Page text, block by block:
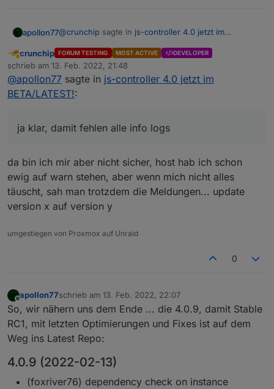
apollon77@crunchip sagte in js-controller 4.0 jetzt im
hängt aber nicht damit zusammen, das die
Logstufe vom Host auf warn steht?
hehe ... ja klar, damit fehlen alle info logs ... damit
fehlen einige Infos zum Debuggen
Abwesend
crunchip FORUM TESTING MOST ACTIVE DEVELOPER
schrieb am 13. Feb. 2022, 21:48
zuletzt editiert von
@apollon77 sagte in js-controller 4.0 jetzt im
BETA/LATEST!:
ja klar, damit fehlen alle info logs
da bin ich mir aber nicht sicher, host hab ich schon
ewig auf warn stehen, aber wenn mich nicht alles
täuscht, sah man trotzdem die Meldungen... update
version x auf version y
umgestiegen von Proxmox auf Unraid
0
Offline
apollon77schrieb am 13. Feb. 2022, 22:07
zuletzt editiert von
So, wir nähern uns dem Ende ... die 4.0.9, damit Stable
RC1, mit letzten Optimierungen und Fixes ist auf dem
Weg ins Latest Repo:
4.0.9 (2022-02-13)
(foxriver76) dependency check on instance